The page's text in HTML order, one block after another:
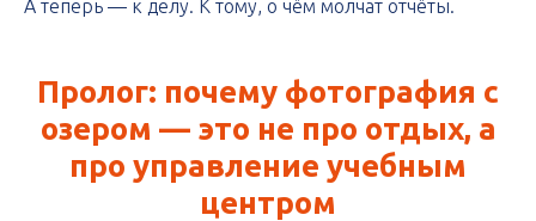
А теперь — к делу. К тому, о чём молчат отчёты.
Пролог: почему фотография с
озером — это не про отдых, а
про управление учебным
центром